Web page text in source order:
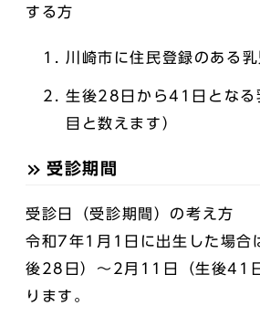
する方
川崎市に住民登録のある乳
生後28日から41日となる
目と数えます）
受診期間
受診日（受診期間）の考え方
令和7年1月1日に出生した場合
後28日）～2月11日（生後41
ります。